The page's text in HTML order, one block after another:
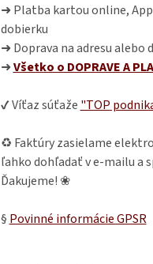
➜ Platba kartou online,
dobierku
➜ Doprava na adresu alebo
➜Všetko o DOPRAVE A
✔ Víťaz súťaže "TOP
♻ Faktúry zasielame
ľahko dohľadať v e-mailu a
Ďakujeme! ❀
§ Povinné informácie GPSR